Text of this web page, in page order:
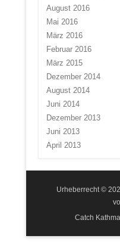
August 2016
Mai 2016
März 2016
Februar 2016
März 2015
Dezember 2014
August 2014
Juni 2014
Dezember 2013
Juni 2013
April 2013
Urheberrecht ©
Catch